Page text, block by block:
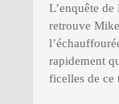
L’enquête
retrouve
rapidement
ficelles de ce